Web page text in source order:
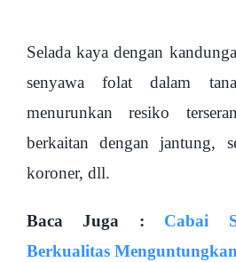
Selada kaya dengan
senyawa folat dalam
menurunkan resiko
berkaitan dengan jantung,
koroner, dll.
Baca Juga : Cabai
Berkualitas